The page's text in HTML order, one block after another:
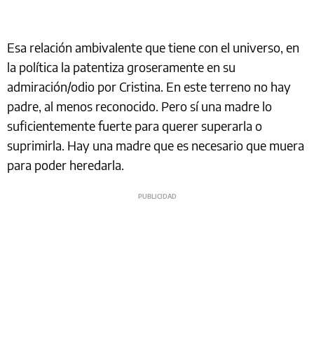
Esa relación ambivalente que tiene con el universo, en
la política la patentiza groseramente en su
admiración/odio por Cristina. En este terreno no hay
padre, al menos reconocido. Pero sí una madre lo
suficientemente fuerte para querer superarla o
suprimirla. Hay una madre que es necesario que muera
para poder heredarla.